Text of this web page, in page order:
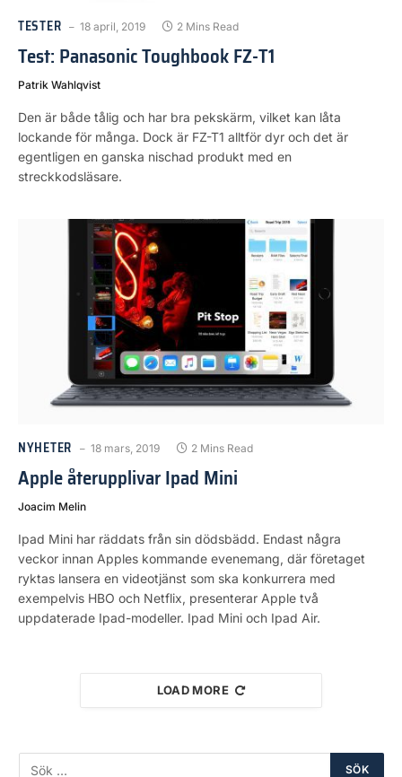
TESTER 18 april, 2019 2 Mins Read
Test: Panasonic Toughbook FZ-T1
Patrik Wahlqvist
Den är både tålig och har bra pekskärm, vilket kan låta
lockande för många. Dock är FZ-T1 alltför dyr och det är
egentligen en ganska nischad produkt med en
streckkodsläsare.
NYHETER 18 mars, 2019 2 Mins Read
Apple återupplivar Ipad Mini
Joacim Melin
Ipad Mini har räddats från sin dödsbädd. Endast några
veckor innan Apples kommande evenemang, där företaget
ryktas lansera en videotjänst som ska konkurrera med
exempelvis HBO och Netflix, presenterar Apple två
uppdaterade Ipad-modeller. Ipad Mini och Ipad Air.
LOAD MORE